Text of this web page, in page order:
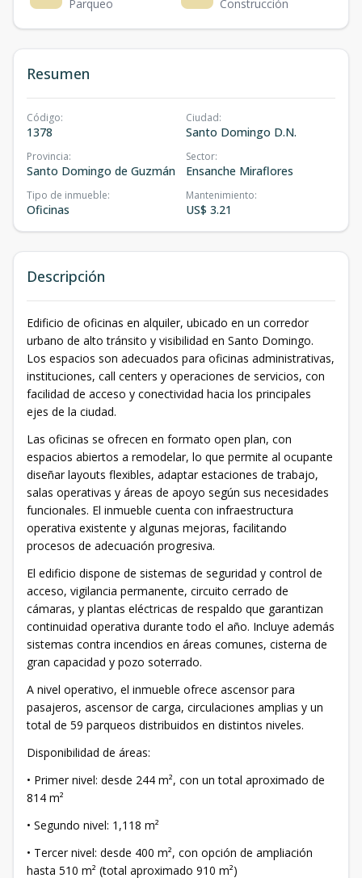
Parqueo Construcción
Resumen
Código:
1378
Ciudad:
Santo Domingo D.N.
Provincia:
Santo Domingo de Guzmán
Sector:
Ensanche Miraflores
Tipo de inmueble:
Oficinas
Mantenimiento:
US$ 3.21
Descripción
Edificio de oficinas en alquiler, ubicado en un corredor
urbano de alto tránsito y visibilidad en Santo Domingo.
Los espacios son adecuados para oficinas administrativas,
instituciones, call centers y operaciones de servicios, con
facilidad de acceso y conectividad hacia los principales
ejes de la ciudad.
Las oficinas se ofrecen en formato open plan, con
espacios abiertos a remodelar, lo que permite al ocupante
diseñar layouts flexibles, adaptar estaciones de trabajo,
salas operativas y áreas de apoyo según sus necesidades
funcionales. El inmueble cuenta con infraestructura
operativa existente y algunas mejoras, facilitando
procesos de adecuación progresiva.
El edificio dispone de sistemas de seguridad y control de
acceso, vigilancia permanente, circuito cerrado de
cámaras, y plantas eléctricas de respaldo que garantizan
continuidad operativa durante todo el año. Incluye además
sistemas contra incendios en áreas comunes, cisterna de
gran capacidad y pozo soterrado.
A nivel operativo, el inmueble ofrece ascensor para
pasajeros, ascensor de carga, circulaciones amplias y un
total de 59 parqueos distribuidos en distintos niveles.
Disponibilidad de áreas:
• Primer nivel: desde 244 m², con un total aproximado de
814 m²
• Segundo nivel: 1,118 m²
• Tercer nivel: desde 400 m², con opción de ampliación
hasta 510 m² (total aproximado 910 m²)